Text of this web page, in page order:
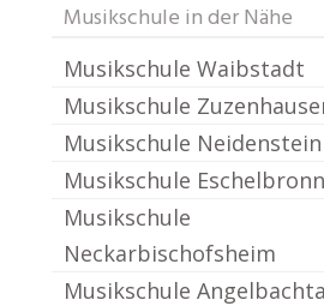
Musikschule in der Nähe
Musikschule Waibstadt
Musikschule
Musikschule Neidenstein
Musikschule Eschelbronn
Musikschule
Neckarbischofsheim
Musikschule